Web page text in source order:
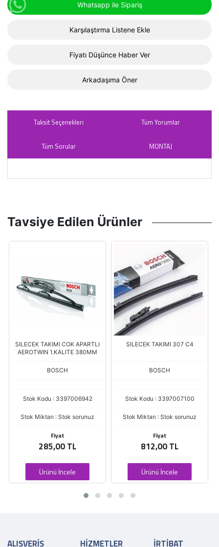
Whatsapp ile Sipariş
Karşılaştırma Listene Ekle
Fiyatı Düşünce Haber Ver
Arkadaşıma Öner
Taksit Seçenekleri Tüm Yorumlar
Tüm Sorular MONTAJ
Tavsiye Edilen Ürünler
SILECEK TAKIMI COK APARTLI
AEROTWIN 1.KALITE 380MM
BOSCH
Stok Kodu : 3397006942
Stok Miktarı : Stok sorunuz
Fiyat
285,00 TL
Ürünü İncele
SILECEK TAKIMI 307 C4
BOSCH
Stok Kodu : 3397007100
Stok Miktarı : Stok sorunuz
Fiyat
812,00 TL
Ürünü İncele
ALIŞVERİŞ HİZMETLER İRTİBAT